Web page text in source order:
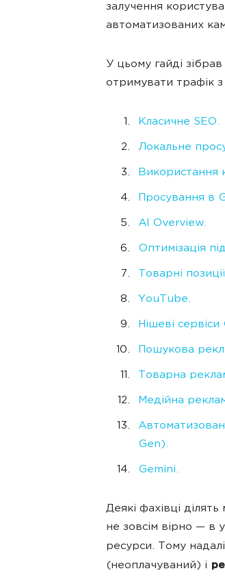
залучення
автоматизованих
У цьому гайді
отримувати трафік
Класичне SEO.
Локальне
Використання
Просування в
AI Overview.
Оптимізація
Товарні
YouTube.
Нішеві сервіси
Пошукова
Товарна
Медійна
Gen).
Gemini.
Деякі фахівці
не зовсім вірно — в
ресурси. Тому
(неоплачуваний) і